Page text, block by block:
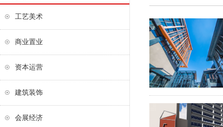
工艺美术
商业置业
资本运营
建筑装饰
会展经济